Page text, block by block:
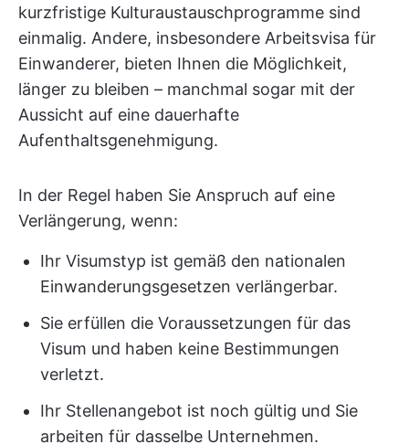
kurzfristige Kulturaustauschprogramme sind
einmalig. Andere, insbesondere Arbeitsvisa für
Einwanderer, bieten Ihnen die Möglichkeit,
länger zu bleiben – manchmal sogar mit der
Aussicht auf eine dauerhafte
Aufenthaltsgenehmigung.
In der Regel haben Sie Anspruch auf eine
Verlängerung, wenn:
Ihr Visumstyp ist gemäß den nationalen
Einwanderungsgesetzen verlängerbar.
Sie erfüllen die Voraussetzungen für das
Visum und haben keine Bestimmungen
verletzt.
Ihr Stellenangebot ist noch gültig und Sie
arbeiten für dasselbe Unternehmen.